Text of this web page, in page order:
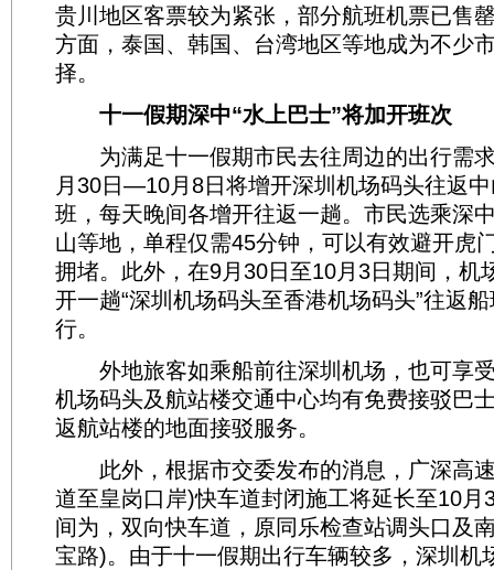
贵川地区客票较为紧张，部分航班机票已售
方面，泰国、韩国、台湾地区等地成为不少
择。
十一假期深中“水上巴士”将加开班次
为满足十一假期市民去往周边的出行需
月30日—10月8日将增开深圳机场码头往返
班，每天晚间各增开往返一趟。市民选乘深
山等地，单程仅需45分钟，可以有效避开虎
拥堵。此外，在9月30日至10月3日期间，机
开一趟“深圳机场码头至香港机场码头”往返
行。
外地旅客如乘船前往深圳机场，也可享
机场码头及航站楼交通中心均有免费接驳巴
返航站楼的地面接驳服务。
此外，根据市交委发布的消息，广深高
道至皇岗口岸)快车道封闭施工将延长至10月
间为，双向快车道，原同乐检查站调头口及
宝路)。由于十一假期出行车辆较多，深圳机